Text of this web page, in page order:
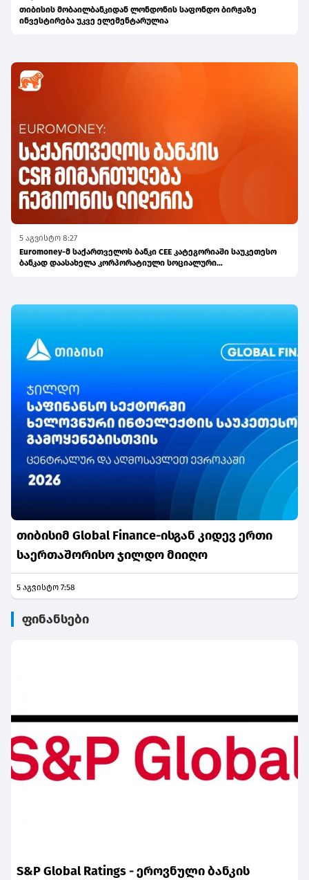
თიბისის მობაილბანკიდან ლონდონის საფონდო ბირჟაზე
ინვესტირება უკვე ელემენტარულია
5 აგვისტო 8:27
Euromoney-მ საქართველოს ბანკი CEE კატეგორიაში საუკეთესო
ბანკად დაასახელა კორპორატიული სოციალური
თიბისიმ Global Finance-ისგან კიდევ ერთი
საერთაშორისო ჯილდო მიიღო
5 აგვისტო 7:58
ფინანსები
S&P Global Ratings - ეროვნული ბანკის